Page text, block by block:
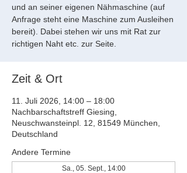
und an seiner eigenen Nähmaschine (auf
Anfrage steht eine Maschine zum Ausleihen
bereit). Dabei stehen wir uns mit Rat zur
richtigen Naht etc. zur Seite.
Zeit & Ort
11. Juli 2026, 14:00 – 18:00
Nachbarschaftstreff Giesing,
Neuschwansteinpl. 12, 81549 München,
Deutschland
Andere Termine
Sa., 05. Sept., 14:00